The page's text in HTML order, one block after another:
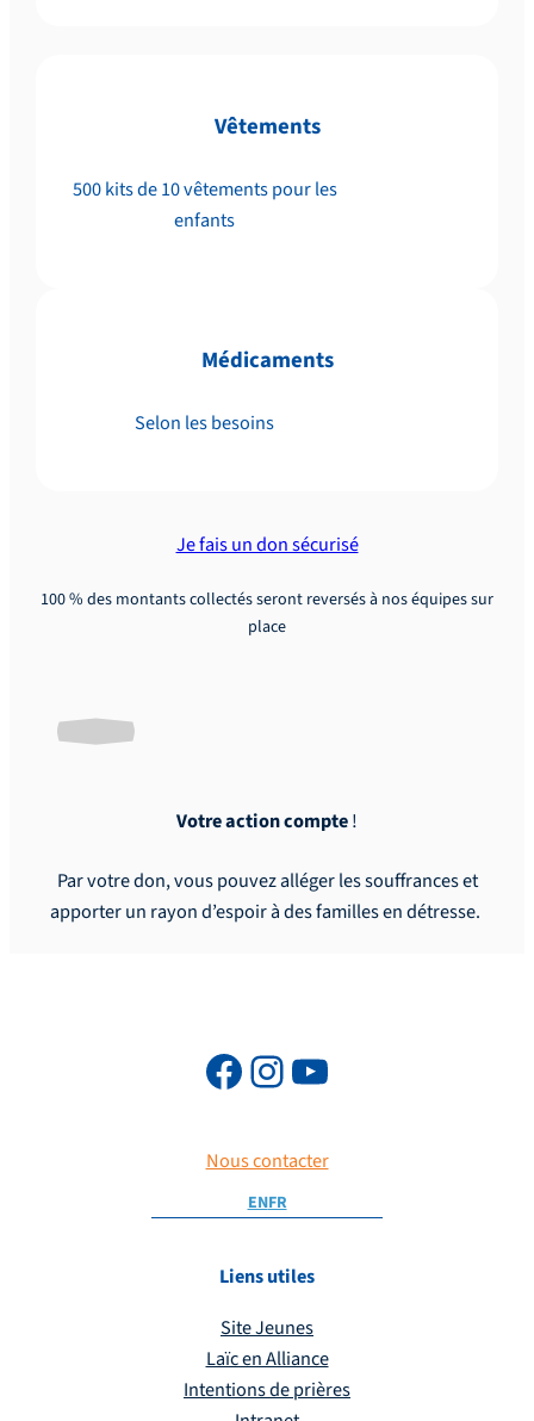
Vêtements
500 kits de 10 vêtements pour les
enfants
Médicaments
Selon les besoins
Je fais un don sécurisé
100 % des montants collectés seront reversés à nos équipes sur
place
Votre action compte!
Par votre don, vous pouvez alléger les souffrances et
apporter un rayon d’espoir à des familles en détresse.
Nous contacter
ENFR
Liens utiles
Site Jeunes
Laïc en Alliance
Intentions de prières